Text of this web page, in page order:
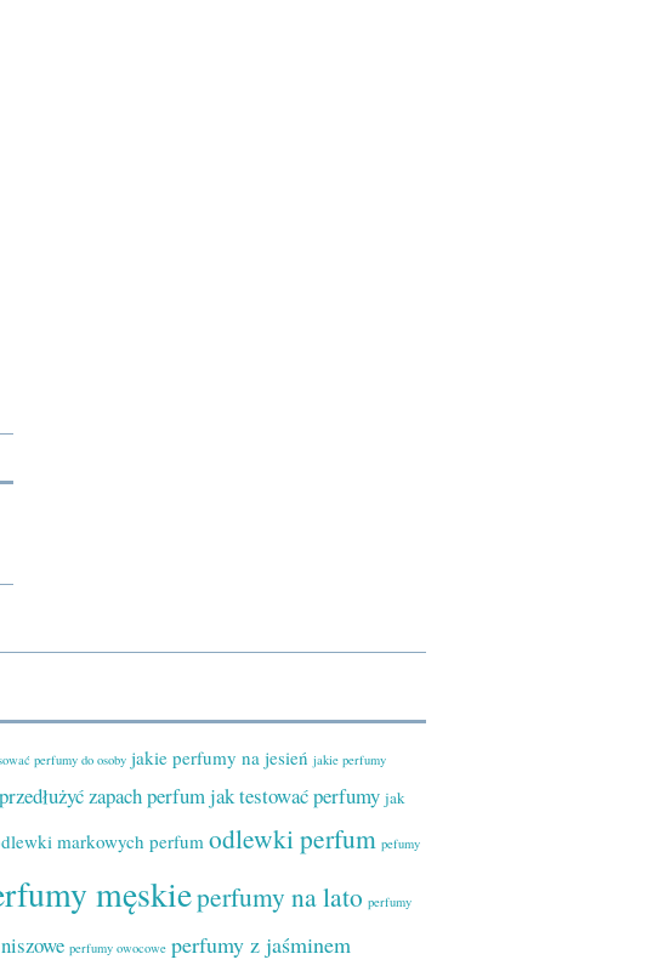
perfumy do osoby jakie perfumy na jesień jakie perfumy
zapach perfumjak testować perfumy jak
markowych perfum odlewki perfum pefumy
męskieperfumy na lato perfumy
perfumy owocowe perfumy z jaśminem